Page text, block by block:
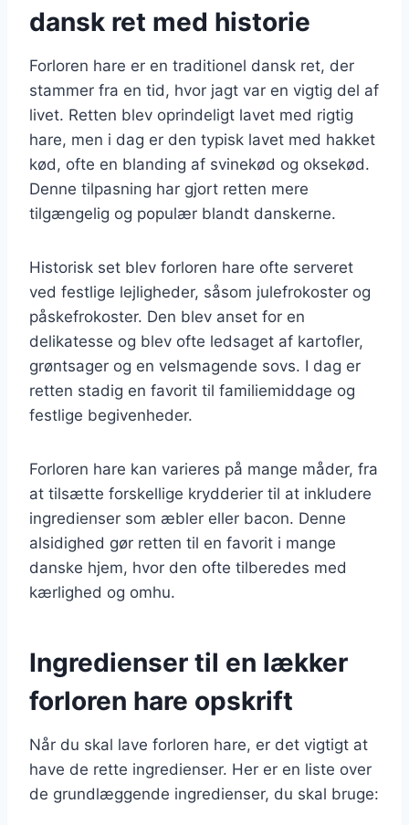
dansk ret med historie
Forloren hare er en traditionel dansk ret, der
stammer fra en tid, hvor jagt var en vigtig del af
livet. Retten blev oprindeligt lavet med rigtig
hare, men i dag er den typisk lavet med hakket
kød, ofte en blanding af svinekød og oksekød.
Denne tilpasning har gjort retten mere
tilgængelig og populær blandt danskerne.
Historisk set blev forloren hare ofte serveret
ved festlige lejligheder, såsom julefrokoster og
påskefrokoster. Den blev anset for en
delikatesse og blev ofte ledsaget af kartofler,
grøntsager og en velsmagende sovs. I dag er
retten stadig en favorit til familiemiddage og
festlige begivenheder.
Forloren hare kan varieres på mange måder, fra
at tilsætte forskellige krydderier til at inkludere
ingredienser som æbler eller bacon. Denne
alsidighed gør retten til en favorit i mange
danske hjem, hvor den ofte tilberedes med
kærlighed og omhu.
Ingredienser til en lækker
forloren hare opskrift
Når du skal lave forloren hare, er det vigtigt at
have de rette ingredienser. Her er en liste over
de grundlæggende ingredienser, du skal bruge: